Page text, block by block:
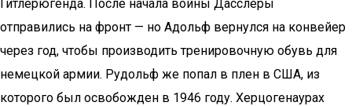
Гитлерюгенда. После начала войны Дасслеры
отправились на фронт — но Адольф вернулся на конвейер
через год, чтобы производить тренировочную обувь для
немецкой армии. Рудольф же попал в плен в США, из
которого был освобожден в 1946 году. Херцогенаурах